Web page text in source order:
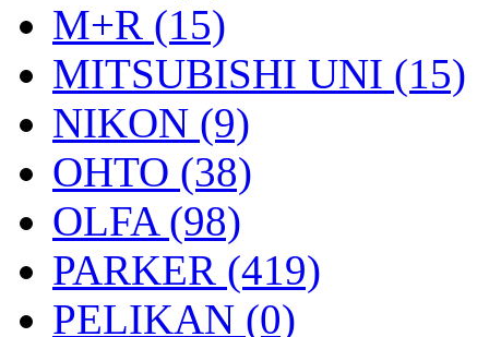
M+R (15)
MITSUBISHI UNI (15)
NIKON (9)
OHTO (38)
OLFA (98)
PARKER (419)
PELIKAN (0)